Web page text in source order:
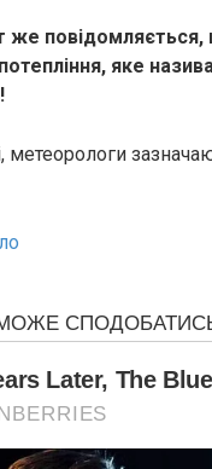
же повідомляється,
яке
метеорологи